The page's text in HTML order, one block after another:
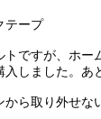
テープ
ですが、ホ
入しました。あ
から取り外せ